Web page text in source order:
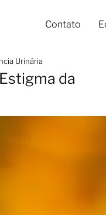
Contato
Urinária
da